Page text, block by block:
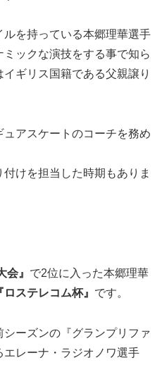
を持っている本郷理華選手
ックな演技をする事で知ら
ギリス国籍である父親譲り
ュアスケートのコーチを務め
けを担当した時期もありま
会』 で2位に入った本郷理華
ロステレコム杯』 です。
シーズンの『グランプリファ
レーナ・ラジオノワ選手